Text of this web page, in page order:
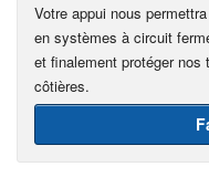
Votre appui nous
en systèmes à circuit
et finalement protéger nos
côtières.